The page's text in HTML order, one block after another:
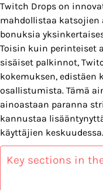
Twitch Drops on
mahdollistaa katsojien
bonuksia
Toisin kuin perinteiset
sisäiset palkinnot,
kokemuksen,
osallistumista. Tämä
ainoastaan paranna
kannustaa
käyttäjien keskuudessa.
Key sections in